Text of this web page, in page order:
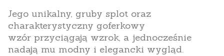
Jego unikalny, gruby splot oraz
charakterystyczny goferkowy
wzór przyciągają wzrok, a jednocześnie
nadają mu modny i elegancki wygląd.